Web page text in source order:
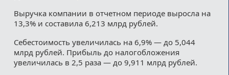
Выручка компании в отчетном периоде выросла на
13,3% и составила 6,213 млрд рублей.
Себестоимость увеличилась на 6,9% — до 5,044
млрд рублей. Прибыль до налогобложения
увеличилась в 2,5 раза — до 9,911 млрд рублей.